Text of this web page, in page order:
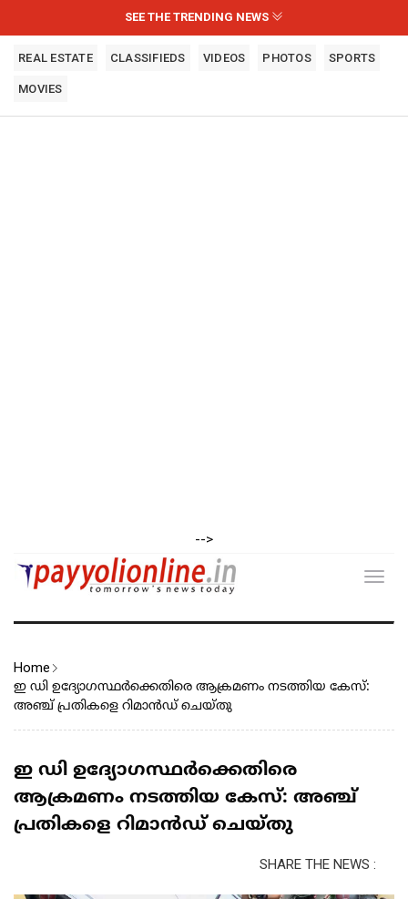
SEE THE TRENDING NEWS
REAL ESTATE CLASSIFIEDS VIDEOS PHOTOS SPORTS
MOVIES
-->
Home
ഇ ഡി ഉദ്യോഗസ്ഥർക്കെതിരെ ആക്രമണം നടത്തിയ കേസ്:
അഞ്ച് പ്രതികളെ റിമാൻഡ് ചെയ്തു
ഇ ഡി ഉദ്യോഗസ്ഥർക്കെതിരെ
ആക്രമണം നടത്തിയ കേസ്: അഞ്ച്
പ്രതികളെ റിമാൻഡ് ചെയ്തു
SHARE THE NEWS :